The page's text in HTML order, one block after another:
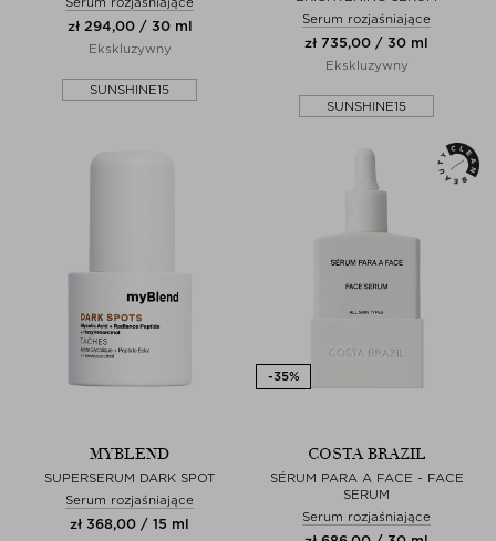
zł 294,00 / 30 ml
Ekskluzywny
SUNSHINE15
Serum rozjaśniające
zł 735,00 / 30 ml
Ekskluzywny
SUNSHINE15
MYBLEND
SUPERSERUM DARK SPOT
Serum rozjaśniające
zł 368,00 / 15 ml
COSTA BRAZIL
SÉRUM PARA A FACE - FACE
SERUM
Serum rozjaśniające